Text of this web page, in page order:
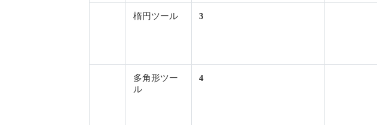
楕円ツール 3
多角形ツー
ル
4